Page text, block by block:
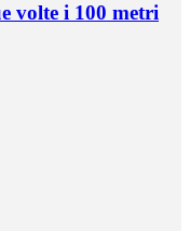
volte i 100 metri